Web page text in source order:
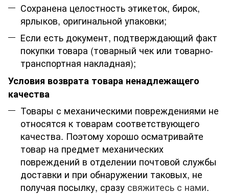
Сохранена целостность этикеток, бирок,
ярлыков, оригинальной упаковки;
Если есть документ, подтверждающий факт
покупки товара (товарный чек или товарно-
транспортная накладная);
Условия возврата товара ненадлежащего
качества
Товары с механическими повреждениями не
относятся к товарам соответствующего
качества. Поэтому хорошо осматривайте
товар на предмет механических
повреждений в отделении почтовой службы
доставки и при обнаружении таковых, не
получая посылку, сразу свяжитесь с нами.